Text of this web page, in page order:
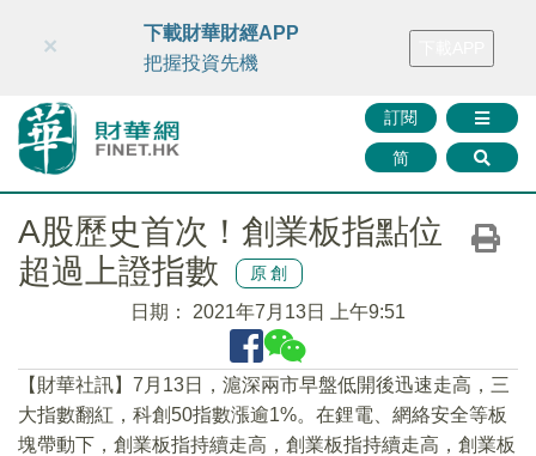
財華智庫網 FINTV FINMETA 財華證券 媒體矩陣
訂閱
简
×
下載財華財經APP
把握投資先機
A股歷史首次！創業板指點位
超過上證指數
原創
日期： 2021年7月13日 上午9:51
【財華社訊】7月13日，滬深兩市早盤低開後迅速走高，三
大指數翻紅，科創50指數漲逾1%。在鋰電、網絡安全等板
塊帶動下，創業板指持續走高，創業板指持續走高，創業板